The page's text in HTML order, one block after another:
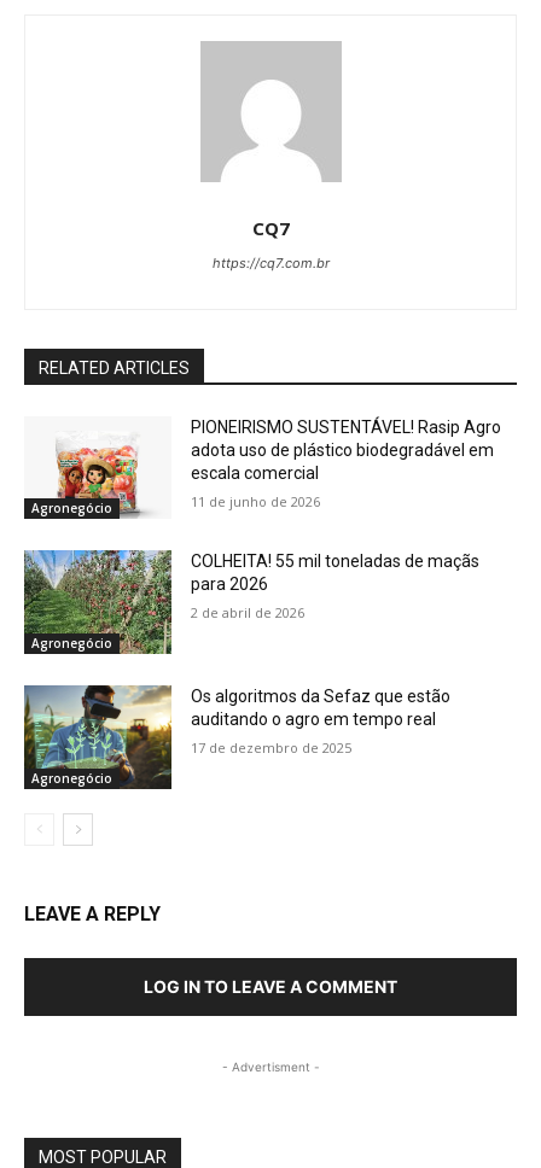
CQ7
https://cq7.com.br
RELATED ARTICLES
Agronegócio
PIONEIRISMO SUSTENTÁVEL! Rasip Agro
adota uso de plástico biodegradável em
escala comercial
11 de junho de 2026
Agronegócio
COLHEITA! 55 mil toneladas de maçãs
para 2026
2 de abril de 2026
Agronegócio
Os algoritmos da Sefaz que estão
auditando o agro em tempo real
17 de dezembro de 2025
LEAVE A REPLY
LOG IN TO LEAVE A COMMENT
- Advertisment -
MOST POPULAR